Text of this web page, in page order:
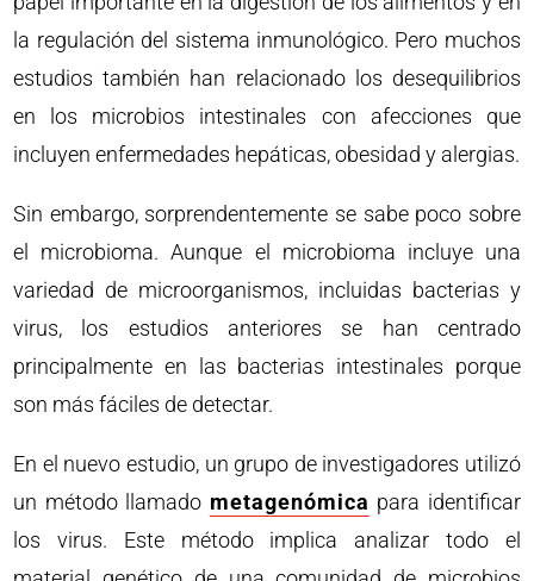
la regulación del sistema inmunológico. Pero muchos
estudios también han relacionado los desequilibrios
en los microbios intestinales con afecciones que
incluyen enfermedades hepáticas, obesidad y alergias.
Sin embargo, sorprendentemente se sabe poco sobre
el microbioma. Aunque el microbioma incluye una
variedad de microorganismos, incluidas bacterias y
virus, los estudios anteriores se han centrado
principalmente en las bacterias intestinales porque
son más fáciles de detectar.
En el nuevo estudio, un grupo de investigadores utilizó
un método llamado metagenómica para identificar
los virus. Este método implica analizar todo el